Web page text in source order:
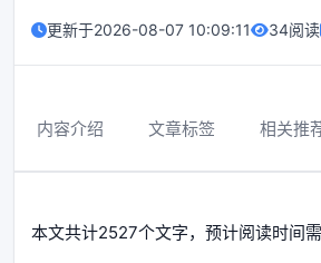
更新于2026-08-07 10:09:11 34阅读
内容介绍 文章标签 相关推
本文共计2527个文字，预计阅读时间需